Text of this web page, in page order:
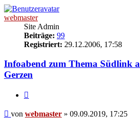
webmaster
Site Admin
Beiträge: 99
Registriert: 29.12.2006, 17:58
Infoabend zum Thema Südlink
Gerzen
Beitrag
von webmaster » 09.09.2019, 17:25